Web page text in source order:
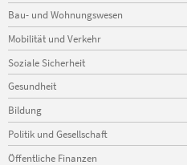
Bau- und Wohnungswesen
Mobilität und Verkehr
Soziale Sicherheit
Gesundheit
Bildung
Politik und Gesellschaft
Öffentliche Finanzen